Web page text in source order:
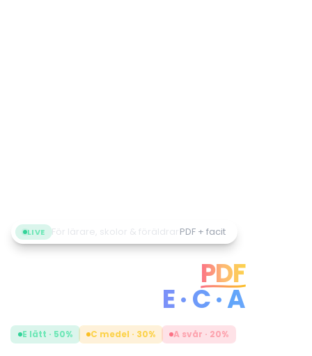
LIVE För lärare, skolor & föräldrarPDF + facit
PDF
E · C · A
E lätt · 50% C medel · 30% A svår · 20%